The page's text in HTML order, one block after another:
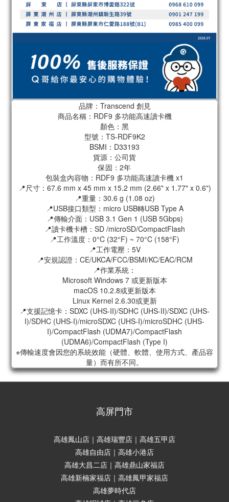
品牌：Transcend 創見
商品名稱：RDF9 多功能高速讀卡機
顏色：黑
型號：TS-RDF9K2
BSMI：D33193
貨源：公司貨
保固：2年
包裝盒內容物：RDF9 多功能高速讀卡機 x1
📍尺寸：67.6 mm x 45 mm x 15.2 mm (2.66" x 1.77" x 0.6")
📍重量：30.6 g (1.08 oz)
📍USB接口類型：micro USB轉USB Type A
📍傳輸介面：USB 3.1 Gen 1 (USB 5Gbps)
📍讀卡機卡槽：SD /microSD/CompactFlash
📍工作溫度：0°C (32°F) ~ 70°C (158°F)
📍工作電壓：5V
📍安規認證：CE/UKCA/FCC/BSMI/KC/EAC/RCM
📍作業系統：
Microsoft Windows 7 或更新版本
macOS 10.2.8或更新版本
Linux Kernel 2.6.30或更新
📍支援記憶卡：SDXC (UHS-II)/SDHC (UHS-II)/SDXC (UHS-
I)/SDHC (UHS-I)/microSDXC (UHS-I)/microSDHC (UHS-
I)/CompactFlash (UDMA7)/CompactFlash
(UDMA6)/CompactFlash (Type I)
※傳輸速度會因您的系統效能（硬體、軟體、使用方式、產品容
量）而有所不同。
高屏門市
高雄鳳山店｜高雄瑞豐店｜高雄五甲店
高雄自由店｜高雄小港店
高雄大昌二店｜高雄鼎山家福店
高雄新楠家福店｜高雄鳳甲家福店
高雄夢時代店